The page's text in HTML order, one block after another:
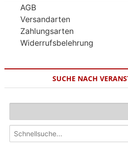
AGB
Versandarten
Zahlungsarten
Widerrufsbelehrung
SUCHE NACH